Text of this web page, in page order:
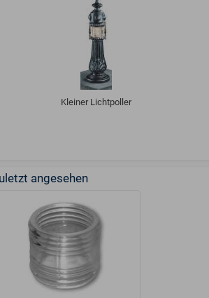
Kleiner Lichtpoller
angesehen